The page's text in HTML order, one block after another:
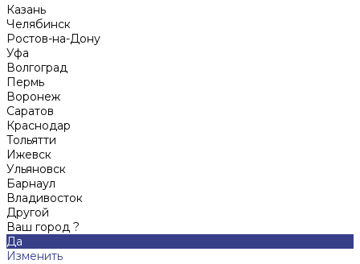
Казань
Челябинск
Ростов-на-Дону
Уфа
Волгоград
Пермь
Воронеж
Саратов
Краснодар
Тольятти
Ижевск
Ульяновск
Барнаул
Владивосток
Другой
Ваш город ?
Да
Изменить